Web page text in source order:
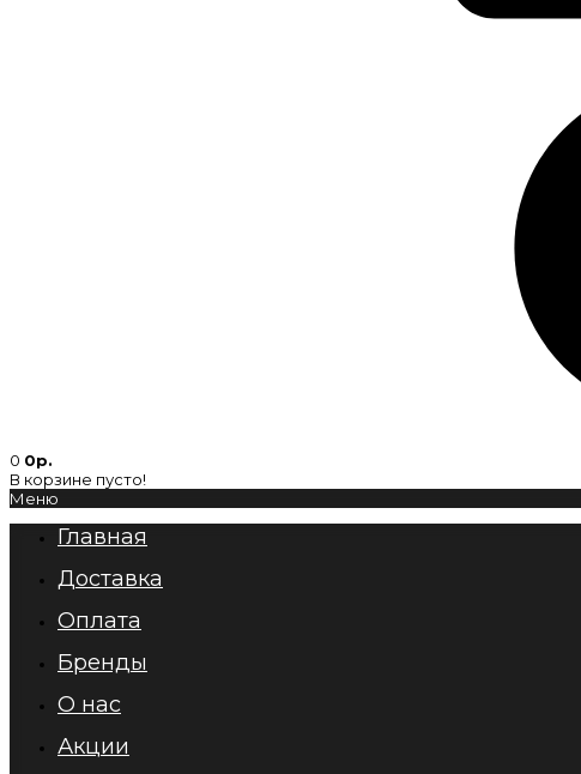
0 0р.
В корзине пусто!
Меню
Главная
Доставка
Оплата
Бренды
О нас
Акции